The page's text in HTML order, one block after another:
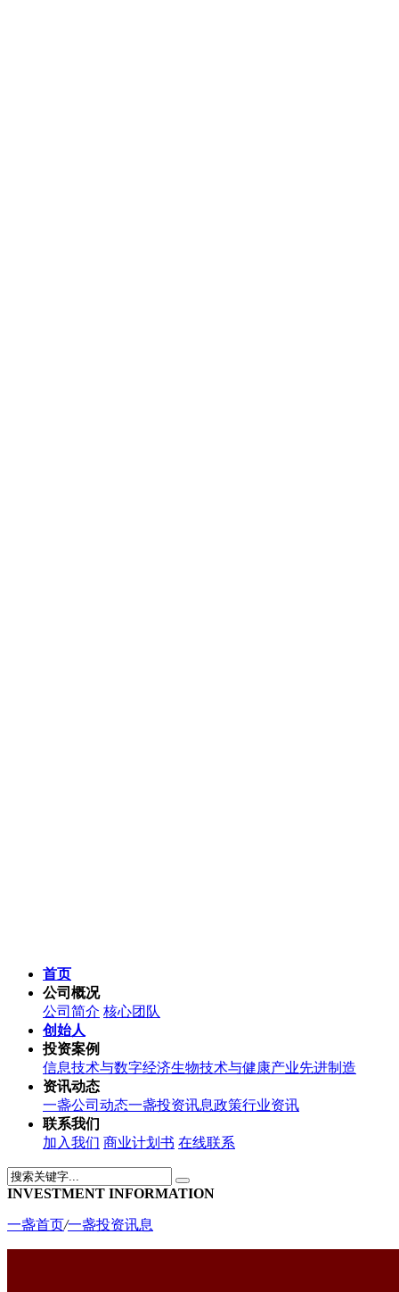
首页
公司概况
公司简介 核心团队
创始人
投资案例
信息技术与数字经济生物技术与健康产业先进制造
资讯动态
一盏公司动态一盏投资讯息政策行业资讯
联系我们
加入我们 商业计划书 在线联系
INVESTMENT INFORMATION
一盏首页/一盏投资讯息